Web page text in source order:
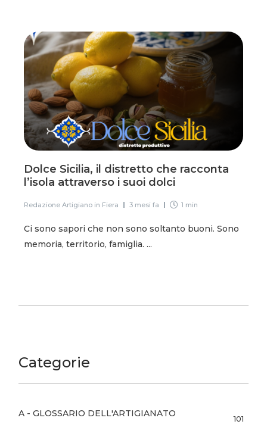
Dolce Sicilia, il distretto che racconta
l’isola attraverso i suoi dolci
Redazione Artigiano in Fiera 3 mesi fa 1 min
Ci sono sapori che non sono soltanto buoni. Sono
memoria, territorio, famiglia. ...
Categorie
A - GLOSSARIO DELL'ARTIGIANATO 101